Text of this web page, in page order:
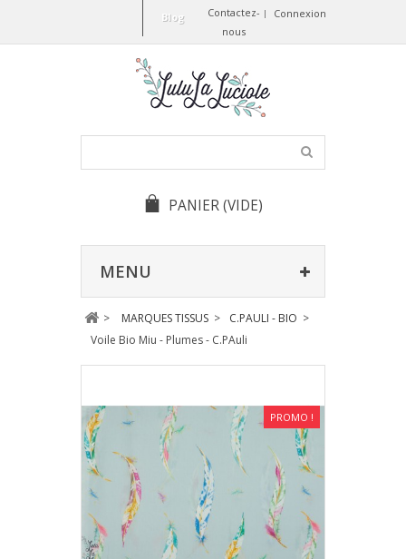
Connexion
Contactez-
nous
Blog
PANIER(VIDE)
MENU
> MARQUES TISSUS > C.PAULI - BIO >
Voile Bio Miu - Plumes - C.PAuli
PROMO !